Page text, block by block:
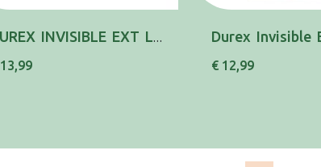
DUREX INVISIBLE EXT LUB PRESX12 LEVE2P1
€ 12,99